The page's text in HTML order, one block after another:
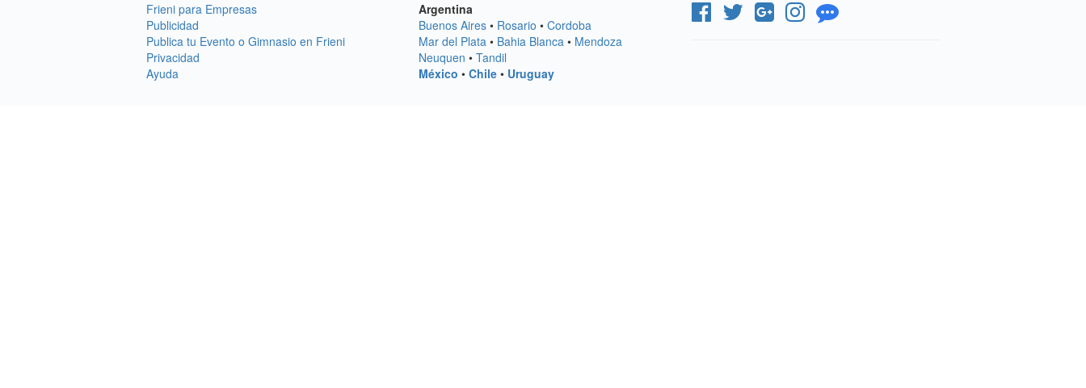
Frieni para Empresas
Publicidad
Publica tu Evento o Gimnasio en Frieni
Privacidad
Ayuda
Argentina
Buenos Aires • Rosario •Cordoba
Mar del Plata • Bahia Blanca • Mendoza
Neuquen •Tandil
México •Chile • Uruguay